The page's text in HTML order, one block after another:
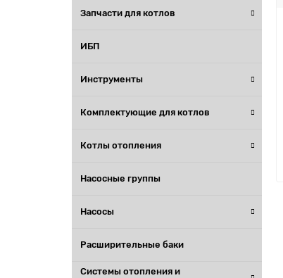
Запчасти для котлов
ИБП
Инструменты
Комплектующие для котлов
Котлы отопления
Насосные группы
Насосы
Расширительные баки
Системы отопления и
Комплектующие для котлов
Котлы отопления
Насосные группы